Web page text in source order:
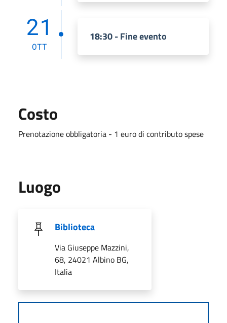
21
OTT
18:30 - Fine evento
Costo
Prenotazione obbligatoria - 1 euro di contributo spese
Luogo
Biblioteca
Via Giuseppe Mazzini,
68, 24021 Albino BG,
Italia